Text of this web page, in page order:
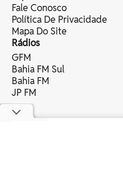
Fale Conosco
Política De Privacidade
Mapa Do Site
Rádios
GFM
Bahia FM Sul
Bahia FM
JP FM